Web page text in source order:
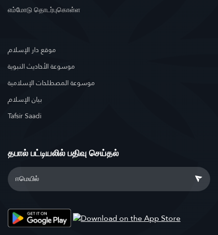
எம்மோடு தொடர்புகொள்ள
موقع دار الإسلام
موسوعة الأحاديث النبوية
موسوعة المصطلحات الإسلامية
بيان الإسلام
Tafsir Saadi
தபால் பட்டியலில் பதிவு செய்தல்